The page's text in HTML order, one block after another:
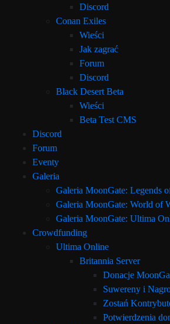
Discord
Conan Exiles
Wieści
Jak zagrać
Forum
Discord
Black Desert Beta
Wieści
Beta Test CMS
Discord
Forum
Eventy
Galeria
Galeria MoonGate: Legends
Galeria MoonGate: World of
Galeria MoonGate: Ultima
Crowdfunding
Ultima Online
Britannia Server
Donacje
Suwereny i
Zostań
Potwierdzenia